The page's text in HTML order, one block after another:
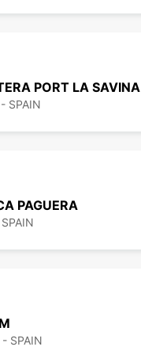
PORT LA SAVINA
SPAIN
PAGUERA
SPAIN